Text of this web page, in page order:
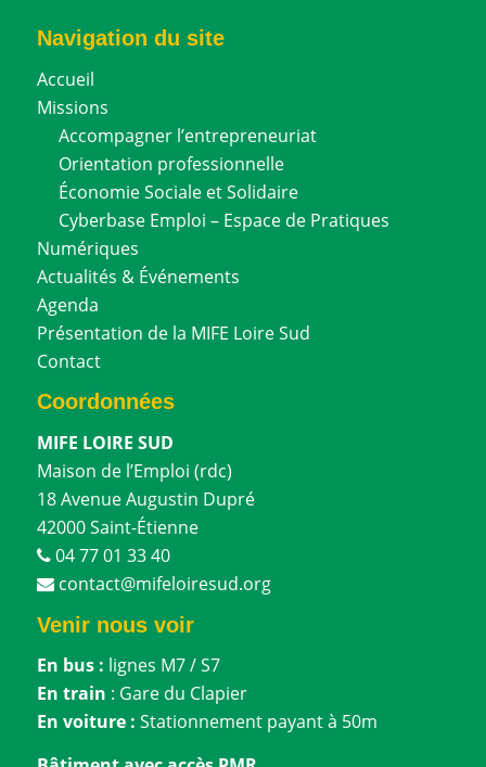
Navigation du site
Accueil
Missions
Accompagner l’entrepreneuriat
Orientation professionnelle
Économie Sociale et Solidaire
Cyberbase Emploi – Espace de Pratiques
Numériques
Actualités & Événements
Agenda
Présentation de la MIFE Loire Sud
Contact
Coordonnées
MIFE LOIRE SUD
Maison de l’Emploi (rdc)
18 Avenue Augustin Dupré
42000 Saint-Étienne
04 77 01 33 40
contact@mifeloiresud.org
Venir nous voir
En bus : lignes M7 / S7
En train : Gare du Clapier
En voiture : Stationnement payant à 50m